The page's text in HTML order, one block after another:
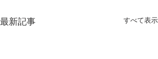
最新記事 すべて表示